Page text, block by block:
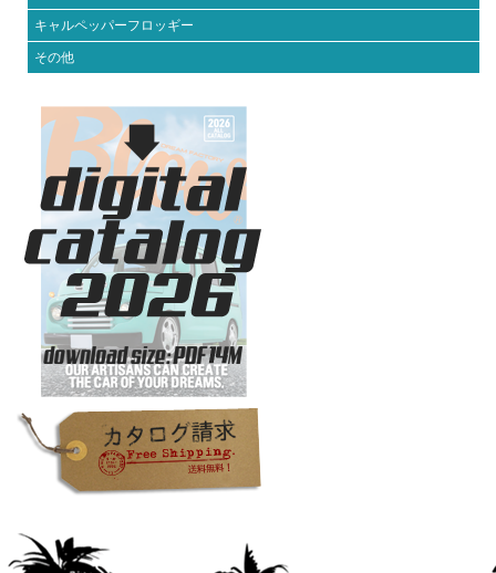
キャルペッパーフロッギー
その他